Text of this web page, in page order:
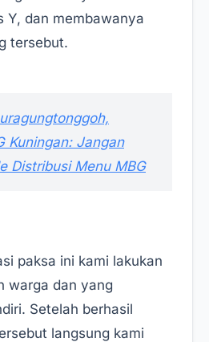
Y, dan membawanya
tersebut.
Kuningan: Jangan
Distribusi Menu MBG‎‎
paksa ini kami lakukan
warga dan yang
Setelah berhasil
langsung kami